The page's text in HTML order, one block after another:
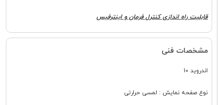
قابلیت راه اندازی کنترل فرمان و اینترفیس
مشخصات فنی
اندروید 10
نوع صفحه نمایش : لمسی حرارتی